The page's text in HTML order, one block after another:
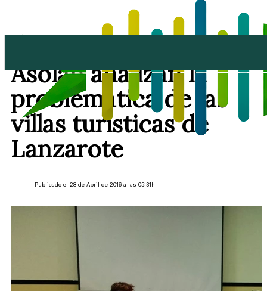
Asolan analizan la
problemática de las
villas turísticas de
Lanzarote
Publicado el 28 de Abril de 2016 a las 05:31h